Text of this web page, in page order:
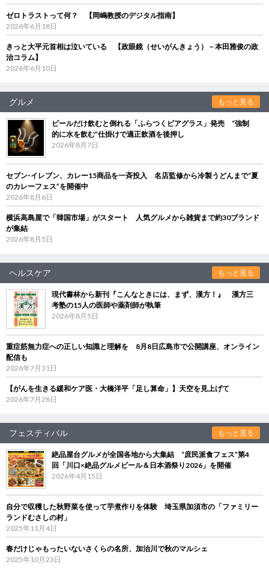
ゼロトラストって何？ 【岡嶋教授のデジタル指南】
2026年6月18日
きっと大平元首相は泣いている 【政眼鏡（せいがんきょう）－本田雅俊の政
治コラム】
2026年6月10日
グルメ もっと見る
ビールだけ飲むと倒れる「ふらつくビアグラス」発売 “強制
的に水を飲む”仕掛けで適正飲酒を後押し
2026年8月7日
セブン‐イレブン、カレー15商品を一斉投入 名店監修から冷製うどんまで“夏
のカレーフェス”を開催中
2026年8月6日
横浜高島屋で「韓国市場」がスタート 人気グルメから雑貨まで約30ブランド
が集結
2026年8月5日
ヘルスケア もっと見る
現代書林から新刊『こんなときには、まず、漢方！』 漢方三
考塾の15人の医師や薬剤師が執筆
2026年8月5日
重症筋無力症への正しい知識と理解を 8月8日広島市で公開講座、オンライン
配信も
2026年7月31日
【がんを生きる緩和ケア医・大橋洋平「足し算命」】天空を見上げて
2026年7月28日
フェスティバル もっと見る
絶品屋台グルメが全国各地から大集結 “庶民派食フェス”第4
回「川口×絶品グルメビール＆日本酒祭り2026」を開催
2026年4月15日
自分で収穫した秋野菜を使って芋煮作りを体験 埼玉県加須市の「ファミリー
ランドむさしの村」
2025年11月4日
春だけじゃもったいないさくらの名所、加治川で秋のマルシェ
2025年10月23日